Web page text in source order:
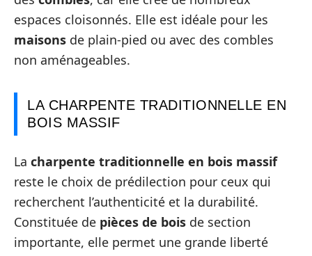
espaces cloisonnés. Elle est idéale pour les
maisons de plain-pied ou avec des combles
non aménageables.
LA CHARPENTE TRADITIONNELLE EN
BOIS MASSIF
La charpente traditionnelle en bois massif
reste le choix de prédilection pour ceux qui
recherchent l’authenticité et la durabilité.
Constituée de pièces de bois de section
importante, elle permet une grande liberté